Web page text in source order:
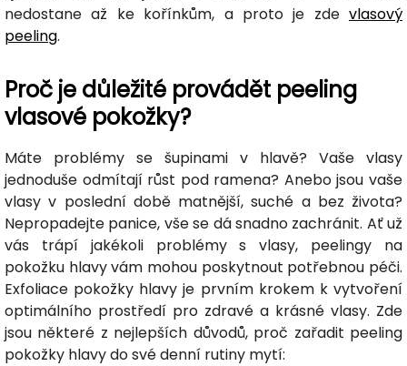
nedostane až ke kořínkům, a proto je zde vlasový
peeling.
Proč je důležité provádět peeling
vlasové pokožky?
Máte problémy se šupinami v hlavě? Vaše vlasy
jednoduše odmítají růst pod ramena? Anebo jsou vaše
vlasy v poslední době matnější, suché a bez života?
Nepropadejte panice, vše se dá snadno zachránit. Ať už
vás trápí jakékoli problémy s vlasy, peelingy na
pokožku hlavy vám mohou poskytnout potřebnou péči.
Exfoliace pokožky hlavy je prvním krokem k vytvoření
optimálního prostředí pro zdravé a krásné vlasy. Zde
jsou některé z nejlepších důvodů, proč zařadit peeling
pokožky hlavy do své denní rutiny mytí: